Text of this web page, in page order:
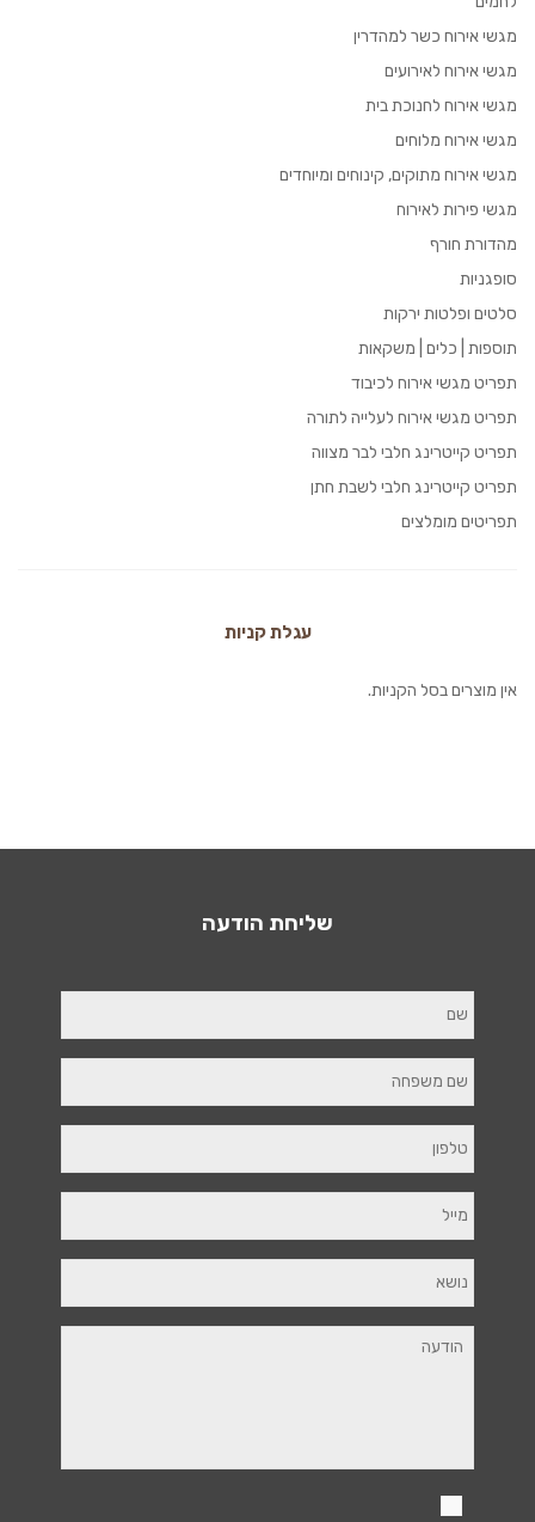
מגשי אירוח כשר למהדרין
מגשי אירוח לאירועים
מגשי אירוח לחנוכת בית
מגשי אירוח מלוחים
מגשי אירוח מתוקים, קינוחים ומיוחדים
מגשי פירות לאירוח
מהדורת חורף
סופגניות
סלטים ופלטות ירקות
תוספות | כלים | משקאות
תפריט מגשי אירוח לכיבוד
תפריט מגשי אירוח לעלייה לתורה
תפריט קייטרינג חלבי לבר מצווה
תפריט קייטרינג חלבי לשבת חתן
תפריטים מומלצים
עגלת קניות
אין מוצרים בסל הקניות.
שליחת הודעה